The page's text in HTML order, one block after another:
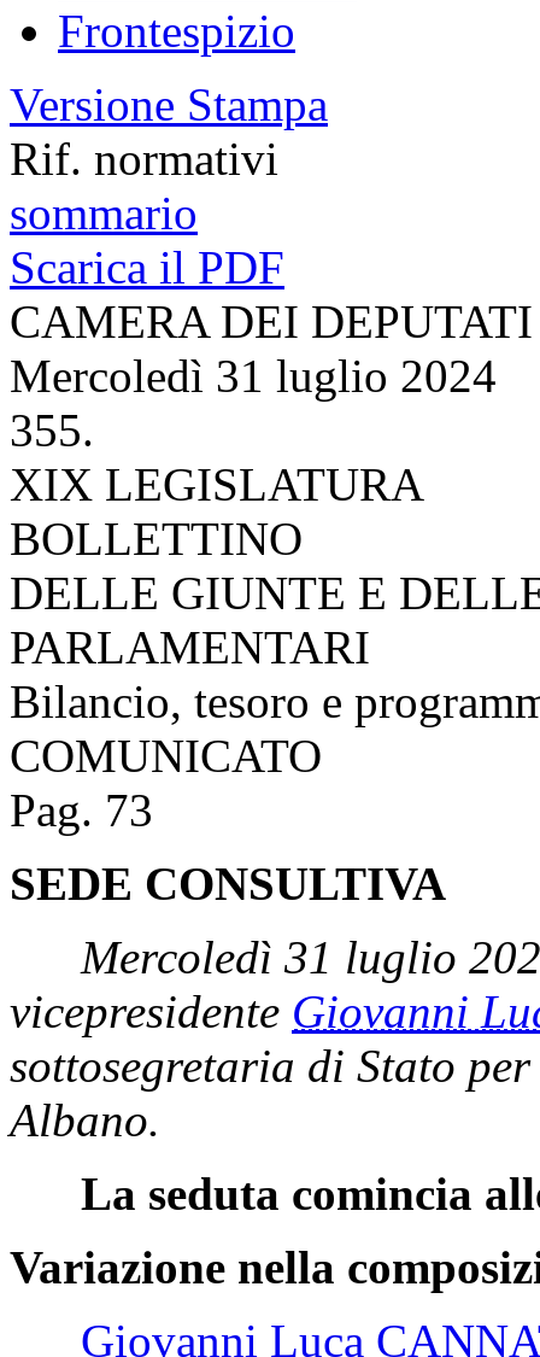
Frontespizio
Versione Stampa
Rif. normativi
sommario
Scarica il PDF
CAMERA DEI DEPUTATI
Mercoledì 31 luglio 2024
355.
XIX LEGISLATURA
BOLLETTINO
DELLE GIUNTE E
PARLAMENTARI
Bilancio, tesoro e
COMUNICATO
Pag. 73
SEDE CONSULTIVA
Mercoledì 31 luglio
vicepresidente Giovanni
sottosegretaria di Stato
Albano.
La seduta comincia
Variazione nella
Giovanni Luca